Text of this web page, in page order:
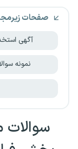
صفحات
آگهی
نمونه
سوالات